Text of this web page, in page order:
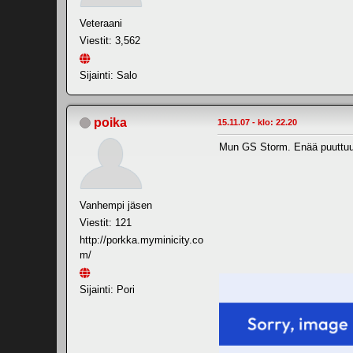
Veteraani
Viestit: 3,562
Sijainti: Salo
poika
Vanhempi jäsen
Viestit: 121
http://porkka.myminicity.co
m/
Sijainti: Pori
15.11.07 - klo: 22.20
Mun GS Storm. Enää